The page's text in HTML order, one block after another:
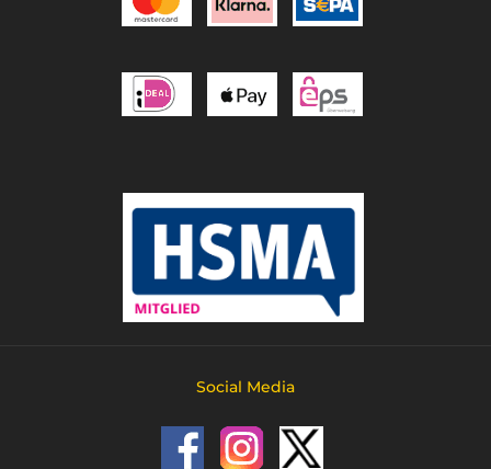
Social Media